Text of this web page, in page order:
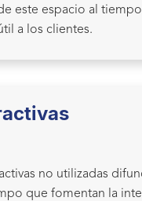
este espacio al
a los clientes.
no utilizadas
que fomentan la